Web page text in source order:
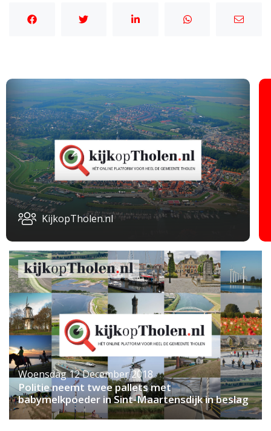
KijkopTholen.nl
Woensdag 12 December 2018
Politie neemt twee pallets met
babymelkpoeder in Sint-Maartensdijk in beslag